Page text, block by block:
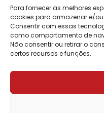
Para fornecer as melhores
cookies para armazenar e/
Consentir com essas
como comportamento de
Não consentir ou retirar o
certos recursos e funções.
© Copyright 2026